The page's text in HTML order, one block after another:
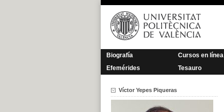
Saltar
contenido
Biografía Cursos en línea
Efemérides
Tesauro
Víctor Yepes Piqueras